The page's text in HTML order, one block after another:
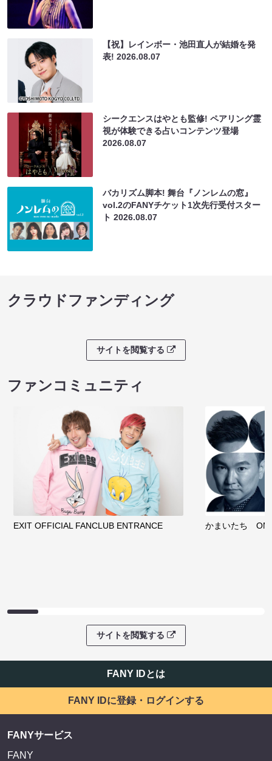
【祝】レインボー・池田直人が結婚を発
表!2026.08.07
シークエンスはやとも監修! ペアリング霊
視が体験できる占いコンテンツ登場
2026.08.07
バカリズム脚本! 舞台『ノンレムの窓』
vol.2のFANYチケット1次先行受付スター
ト2026.08.07
クラウドファンディング
サイトを閲覧する
ファンコミュニティ
EXIT OFFICIAL FANCLUB ENTRANCE かまいたち
サイトを閲覧する
FANY IDとは
FANY IDに登録・ログインする
FANYサービス
FANY